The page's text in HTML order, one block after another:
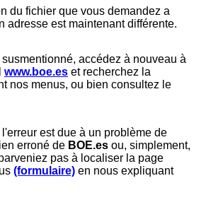
du fichier que vous demandez a
adresse est maintenant différente.
accédez à nouveau à
www.boe.es et recherchez la
nos menus, ou bien consultez le
est due à un problème de
erroné de BOE.es ou, simplement,
pas à localiser la page
(formulaire) en nous expliquant